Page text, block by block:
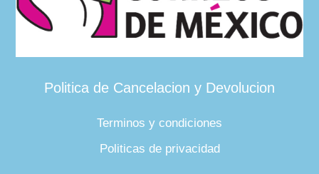
Politica de Cancelacion y Devolucion
Terminos y condiciones
Politicas de privacidad